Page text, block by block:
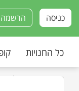
הרשמה כניסה
כל החנויות
עמוד הבית כל